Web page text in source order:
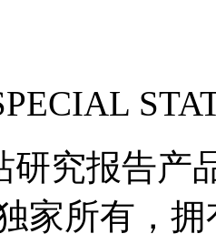
研究报告产
家所有，